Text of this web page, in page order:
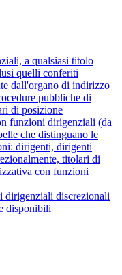
a qualsiasi titolo
quelli conferiti
dall'organo di indirizzo
pubbliche di
di posizione
funzioni dirigenziali (da
che distinguano le
dirigenti, dirigenti
titolari di
con funzioni
dirigenziali discrezionali
disponibili